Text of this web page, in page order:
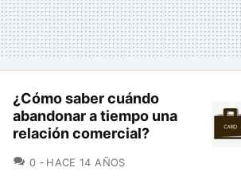
¿Cómo saber cuándo
abandonar a tiempo una
relación comercial?
0 COMENTARIOS
HACE 14 AÑOS